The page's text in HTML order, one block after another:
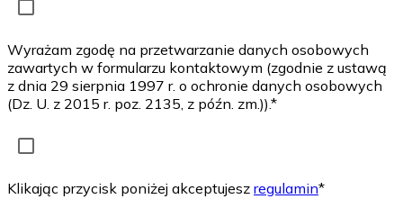
Wyrażam zgodę na przetwarzanie danych osobowych
zawartych w formularzu kontaktowym (zgodnie z ustawą
z dnia 29 sierpnia 1997 r. o ochronie danych osobowych
(Dz. U. z 2015 r. poz. 2135, z późn. zm.)).*
Klikając przycisk poniżej akceptujesz regulamin*